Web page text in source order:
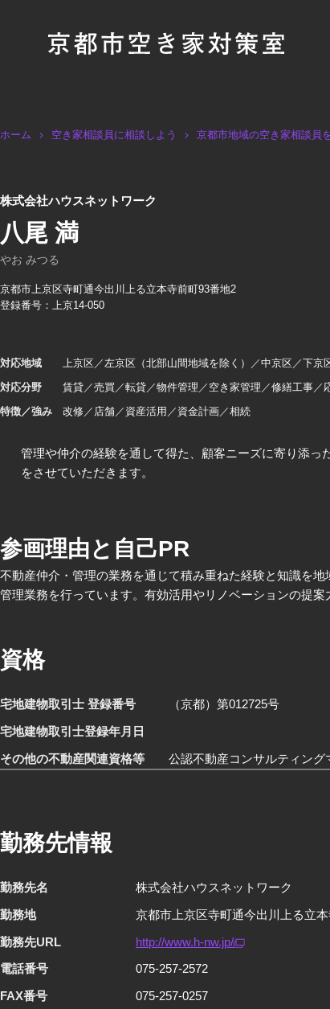
ホーム 空き家相談員に相談しよう 京都市地域の空き家相談員
株式会社ハウスネットワーク
八尾 満
やお みつる
京都市上京区寺町通今出川上る立本寺前町93番地2
登録番号：上京14-050
対応地域 上京区 左京区（北部山間地域を除く） 中京区 下京
対応分野 賃貸 売買 転貸 物件管理 空き家管理 修繕工事
特徴／強み 改修 店舗 資産活用 資金計画 相続
管理や仲介の経験を通して得た、顧客ニーズに寄り添っ
をさせていただきます。
参画理由と自己PR
不動産仲介・管理の業務を通じて積み重ねた経験と知識を
管理業務を行っています。有効活用やリノベーションの提案
資格
宅地建物取引士 登録番号
（京都）第012725号
宅地建物取引士登録年月日
その他の不動産関連資格等
公認不動産コンサルティン
勤務先情報
勤務先名
株式会社ハウスネットワーク
勤務地
京都市上京区寺町通今出川上る立
勤務先URL
http://www.h-nw.jp/
電話番号
075-257-2572
FAX番号
075-257-0257